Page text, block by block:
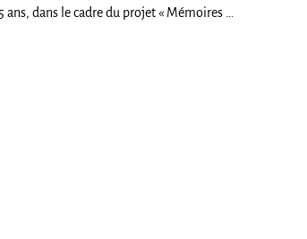
ans, dans le cadre du projet « Mémoires